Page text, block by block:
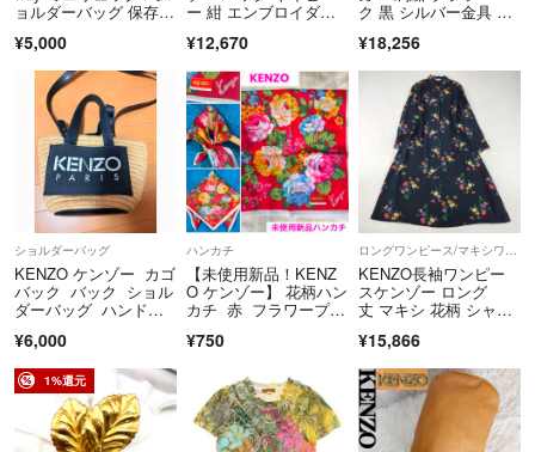
了した場合でも在庫確認のタイムラグにより、欠品となる場合がござい
ます。
何卒ご理解賜りますようお願い申しあげます。
▼特商法
https://fril.jp/ts/official/law/kao/
▼返品特約
https://fril.jp/ts/official/law/kao/#return_policy
ョルダーバッグ 保存袋
¥5,000
ー 紺 エンブロイダリ
パック Blue Jungle リ
ュック 刺繍 アニマル
モチーフ ブランドロ
ゴ カバン 軽量【レデ
ィース】【中古】
¥12,670
ク 黒 シルバー金具 ナ
ル リュックサック バ
ックパック レディー
ス 602269 【中古】
¥18,256
ショルダーバッグ
KENZO ケンゾー カゴ
バック バック ショル
ダーバッグ ハンドバ
¥6,000
ハンカチ
【未使用新品！KENZ
O ケンゾー】 花柄ハン
カチ 赤 フラワープリ
¥750
KENZO長袖ワンピー
スケンゾー ロング
丈 マキシ 花柄 シャツ
相当
¥15,866
1%還元